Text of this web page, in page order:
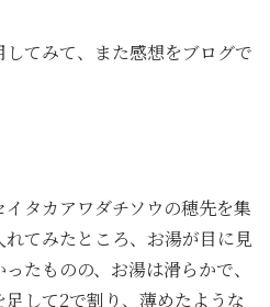
てみて、また感想をブログで
タカアワダチソウの穂先を集
てみたところ、お湯が目に見
たものの、お湯は滑らかで、
して2で割り、薄めたような